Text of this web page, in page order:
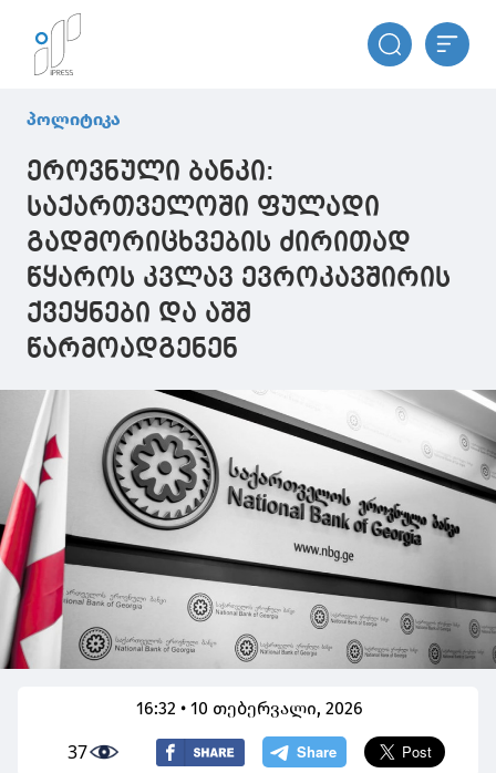
პოლიტიკა
ეროვნული ბანკი:
საქართველოში ფულადი
გადმორიცხვების ძირითად
წყაროს კვლავ ევროკავშირის
ქვეყნები და აშშ
წარმოადგენენ
16:32 • 10 თებერვალი, 2026
37